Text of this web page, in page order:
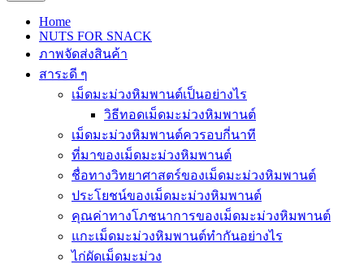
Home
NUTS FOR SNACK
ภาพจัดส่งสินค้า
สาระดี ๆ
เม็ดมะม่วงหิมพานต์เป็นอย่างไร
วิธีทอดเม็ดมะม่วงหิมพานต์
เม็ดมะม่วงหิมพานต์ควรอบกี่นาที
ที่มาของเม็ดมะม่วงหิมพานต์
ชื่อทางวิทยาศาสตร์ของเม็ดมะม่วงหิมพานต์
ประโยชน์ของเม็ดมะม่วงหิมพานต์
คุณค่าทางโภชนาการของเม็ดมะม่วงหิมพานต์
แกะเม็ดมะม่วงหิมพานต์ทำกันอย่างไร
ไก่ผัดเม็ดมะม่วง